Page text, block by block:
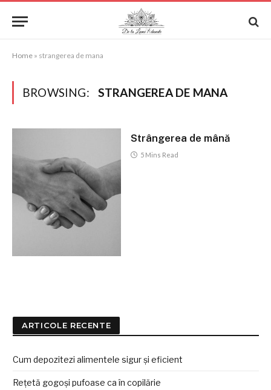
Home » strangerea de mana
BROWSING: STRANGEREA DE MANA
Strângerea de mână
5 Mins Read
ARTICOLE RECENTE
Cum depozitezi alimentele sigur și eficient
Rețetă gogoși pufoase ca în copilărie